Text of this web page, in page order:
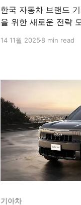
한국 자동차 브랜드
을 위한 새로운 전략
2025 전시회에서 상
더욱 확고히 다지려
회사 관계자는 "
14 11월 20258 min read
기아차